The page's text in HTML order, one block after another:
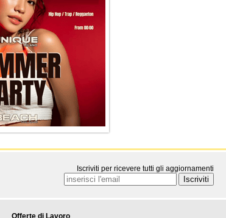
Iscriviti per ricevere tutti gli aggiornamenti
Offerte di Lavoro